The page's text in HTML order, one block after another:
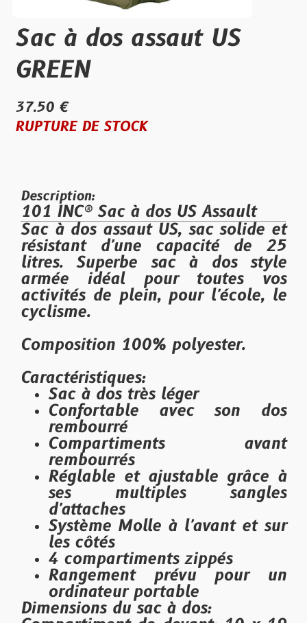
Sac à dos assaut US
GREEN
37.50 €
RUPTURE DE STOCK
Description:
101 INC® Sac à dos US Assault
Sac à dos assaut US, sac solide et
résistant d'une capacité de 25
litres. Superbe sac à dos style
armée idéal pour toutes vos
activités de plein, pour l'école, le
cyclisme.
Composition 100% polyester.
Caractéristiques:
Sac à dos très léger
Confortable avec son dos
rembourré
Compartiments avant
rembourrés
Réglable et ajustable grâce à
ses multiples sangles
d'attaches
Système Molle à l'avant et sur
les côtés
4 compartiments zippés
Rangement prévu pour un
ordinateur portable
Dimensions du sac à dos: